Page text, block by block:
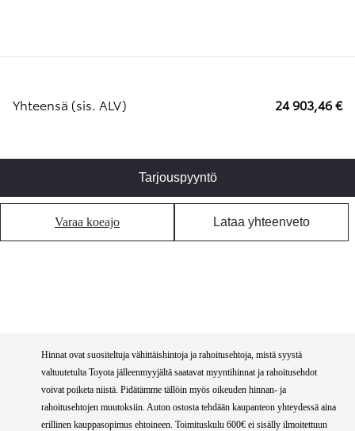
Yhteensä (sis. ALV) 24 903,46 €
Tarjouspyyntö
Varaa koeajo Lataa yhteenveto
Hinnat ovat suositeltuja vähittäishintoja ja rahoitusehtoja, mistä syystä
valtuutetulta Toyota jälleenmyyjältä saatavat myyntihinnat ja rahoitusehdot
voivat poiketa niistä. Pidätämme tällöin myös oikeuden hinnan- ja
rahoitusehtojen muutoksiin. Auton ostosta tehdään kaupanteon yhteydessä aina
erillinen kauppasopimus ehtoineen. Toimituskulu 600€ ei sisälly ilmoitettuun